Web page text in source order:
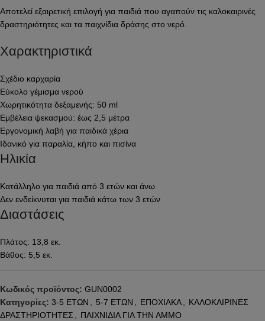
Αποτελεί εξαιρετική επιλογή για παιδιά που αγαπούν τις καλοκαιρινές
δραστηριότητες και τα παιχνίδια δράσης στο νερό.
Χαρακτηριστικά
Σχέδιο καρχαρία
Εύκολο γέμισμα νερού
Χωρητικότητα δεξαμενής: 50 ml
Εμβέλεια ψεκασμού: έως 2,5 μέτρα
Εργονομική λαβή για παιδικά χέρια
Ιδανικό για παραλία, κήπο και πισίνα
Ηλικία
Κατάλληλο για παιδιά από 3 ετών και άνω
Δεν ενδείκνυται για παιδιά κάτω των 3 ετών
Διαστάσεις
Πλάτος: 13,8 εκ.
Βάθος: 5,5 εκ.
Κωδικός προϊόντος: GUN0002
Κατηγορίες: 3-5 ΕΤΩΝ , 5-7 ΕΤΩΝ , ΕΠΟΧΙΑΚΑ, ΚΑΛΟΚΑΙΡΙΝΕΣ
ΔΡΑΣΤΗΡΙΟΤΗΤΕΣ , ΠΑΙΧΝΙΔΙΑ ΓΙΑ ΤΗΝ ΑΜΜΟ